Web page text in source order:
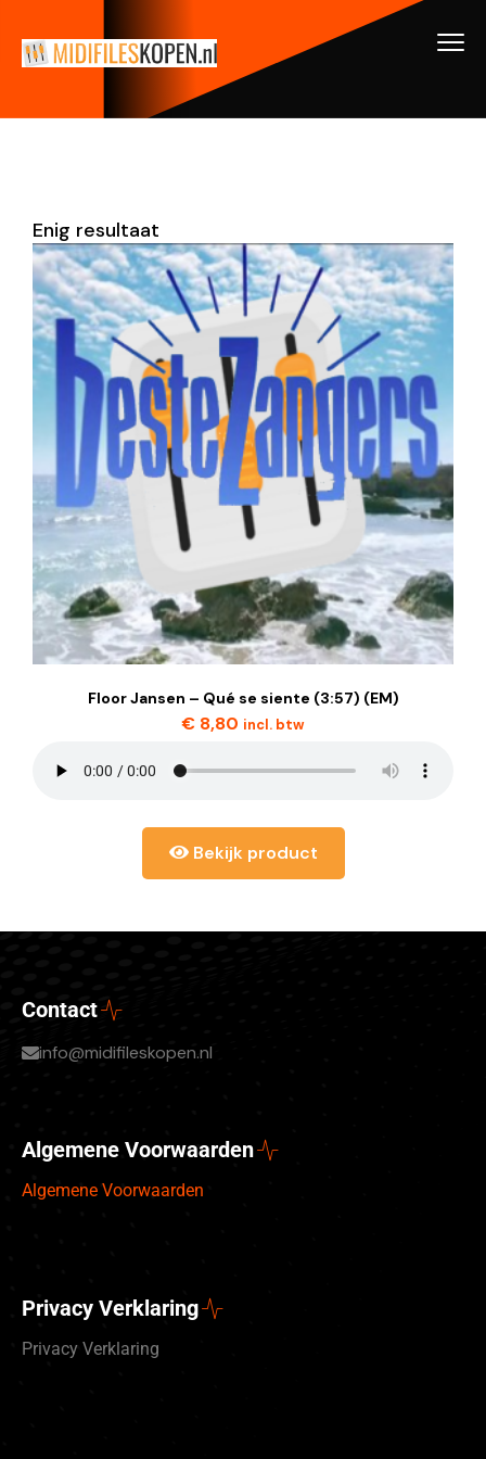
Enig resultaat
Floor Jansen – Qué se siente (3:57) (EM)
€ 8,80 incl. btw
Bekijk product
Contact
info@midifileskopen.nl
Algemene Voorwaarden
Algemene Voorwaarden
Privacy Verklaring
Privacy Verklaring